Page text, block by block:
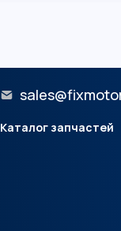
Каталог запчастей